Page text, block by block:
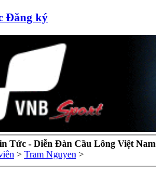
Đăng ký
Tức - Diễn Đàn Cầu Lông Việt Nam
> Tram Nguyen >